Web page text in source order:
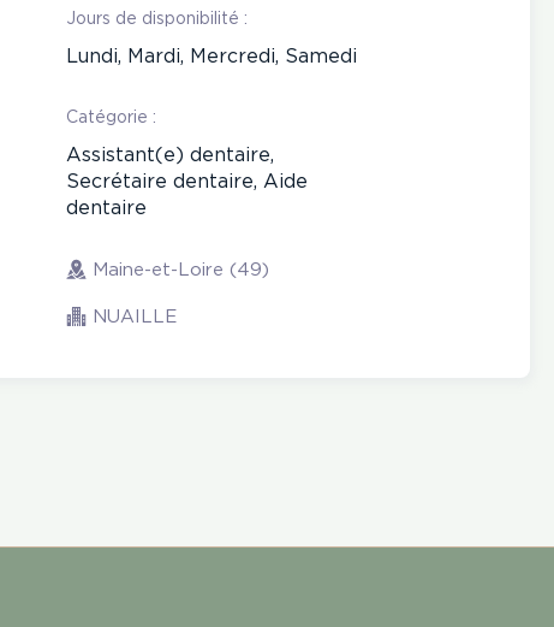
Jours de disponibilité :
Lundi, Mardi, Mercredi, Samedi
Catégorie :
Assistant(e) dentaire,
Secrétaire dentaire, Aide
dentaire
Maine-et-Loire (49)
NUAILLE